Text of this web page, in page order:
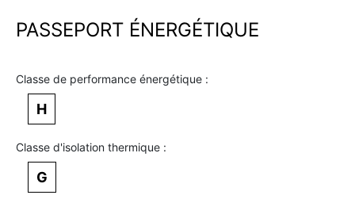
PASSEPORT ÉNERGÉTIQUE
Classe de performance énergétique :
H
Classe d'isolation thermique :
G